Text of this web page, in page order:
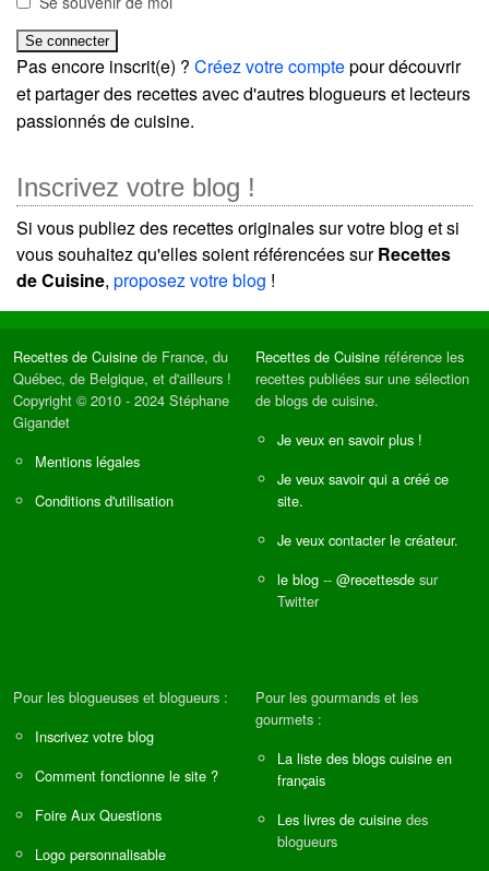
Pas encore inscrit(e) ? Créez votre comptepour découvrir
et partager des recettes avec d'autres blogueurs et lecteurs
passionnés de cuisine.
Inscrivez votre blog !
Si vous publiez des recettes originales sur votre blog et si
vous souhaitez qu'elles soient référencées surRecettes
de Cuisine, proposez votre blog !
Recettes de Cuisine de France, du
Québec, de Belgique, et d'ailleurs !
Copyright © 2010 - 2024 Stéphane
Gigandet
Mentions légales
Conditions d'utilisation
Recettes de Cuisine référence les
recettes publiées sur une sélection
de blogs de cuisine.
Je veux en savoir plus !
Je veux savoir qui a créé ce
site.
Je veux contacter le créateur.
le blog -- @recettesde sur
Twitter
Pour les blogueuses et blogueurs :
Inscrivez votre blog
Comment fonctionne le site ?
Foire Aux Questions
Logo personnalisable
Pour les gourmands et les
gourmets :
La liste des blogs cuisine en
français
Les livres de cuisine des
blogueurs